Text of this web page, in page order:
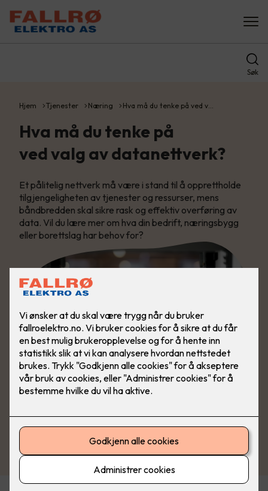
Søk
Hjem Tjenester Næring Hva må du tenke på ved v…
Hva må du tenke på
ved valg av datanettverk?
Et pålitelig nettverk må være i stand til å opprettholde
tilgjengeligheten av tjenester og ressurser, mens
båndbredden skal sikre rask og effektiv overføring av
data. Vil du lære mer om hva din bedrift, næringsbygg
eller borettslag har behov for?
Se produkter fra Schneider